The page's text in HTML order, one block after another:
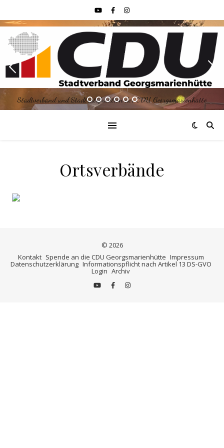
Stadtverband und Stadtratsfraktion der CDU Georgsmarienhütte
Ortsverbände
© 2026
Kontakt Spende an die CDU Georgsmarienhütte Impressum
Datenschutzerklärung Informationspflicht nach Artikel 13 DS-GVO
Login Archiv